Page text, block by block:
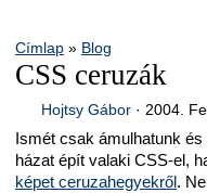
Címlap » Blog
CSS ceruzák
Hojtsy Gábor· 2004.
Ismét csak ámulhatunk
házat épít valaki CSS-el,
képet ceruzahegyekről.